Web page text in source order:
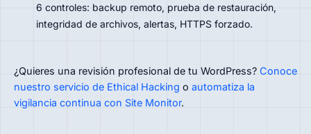
6 controles: backup remoto, prueba de restauración,
integridad de archivos, alertas, HTTPS forzado.
¿Quieres una revisión profesional de tu WordPress? Conoce
nuestro servicio de Ethical Hacking o automatiza la
vigilancia continua con Site Monitor.